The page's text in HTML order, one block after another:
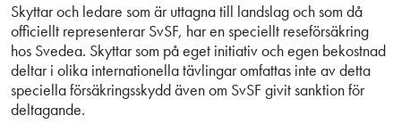
Skyttar och ledare som är uttagna till landslag och som då
officiellt representerar SvSF, har en speciellt reseförsäkring
hos Svedea. Skyttar som på eget initiativ och egen bekostnad
deltar i olika internationella tävlingar omfattas inte av detta
speciella försäkringsskydd även om SvSF givit sanktion för
deltagande.